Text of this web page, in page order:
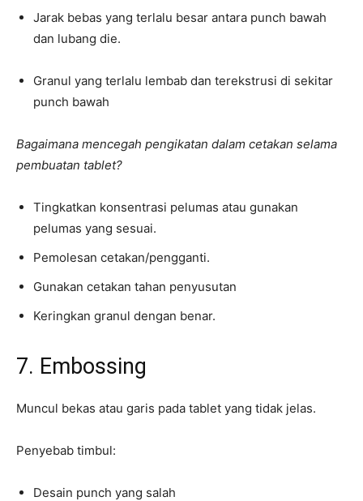
Jarak bebas yang terlalu besar antara punch bawah
dan lubang die.
Granul yang terlalu lembab dan terekstrusi di sekitar
punch bawah
Bagaimana mencegah pengikatan dalam cetakan selama
pembuatan tablet?
Tingkatkan konsentrasi pelumas atau gunakan
pelumas yang sesuai.
Pemolesan cetakan/pengganti.
Gunakan cetakan tahan penyusutan
Keringkan granul dengan benar.
7. Embossing
Muncul bekas atau garis pada tablet yang tidak jelas.
Penyebab timbul:
Desain punch yang salah